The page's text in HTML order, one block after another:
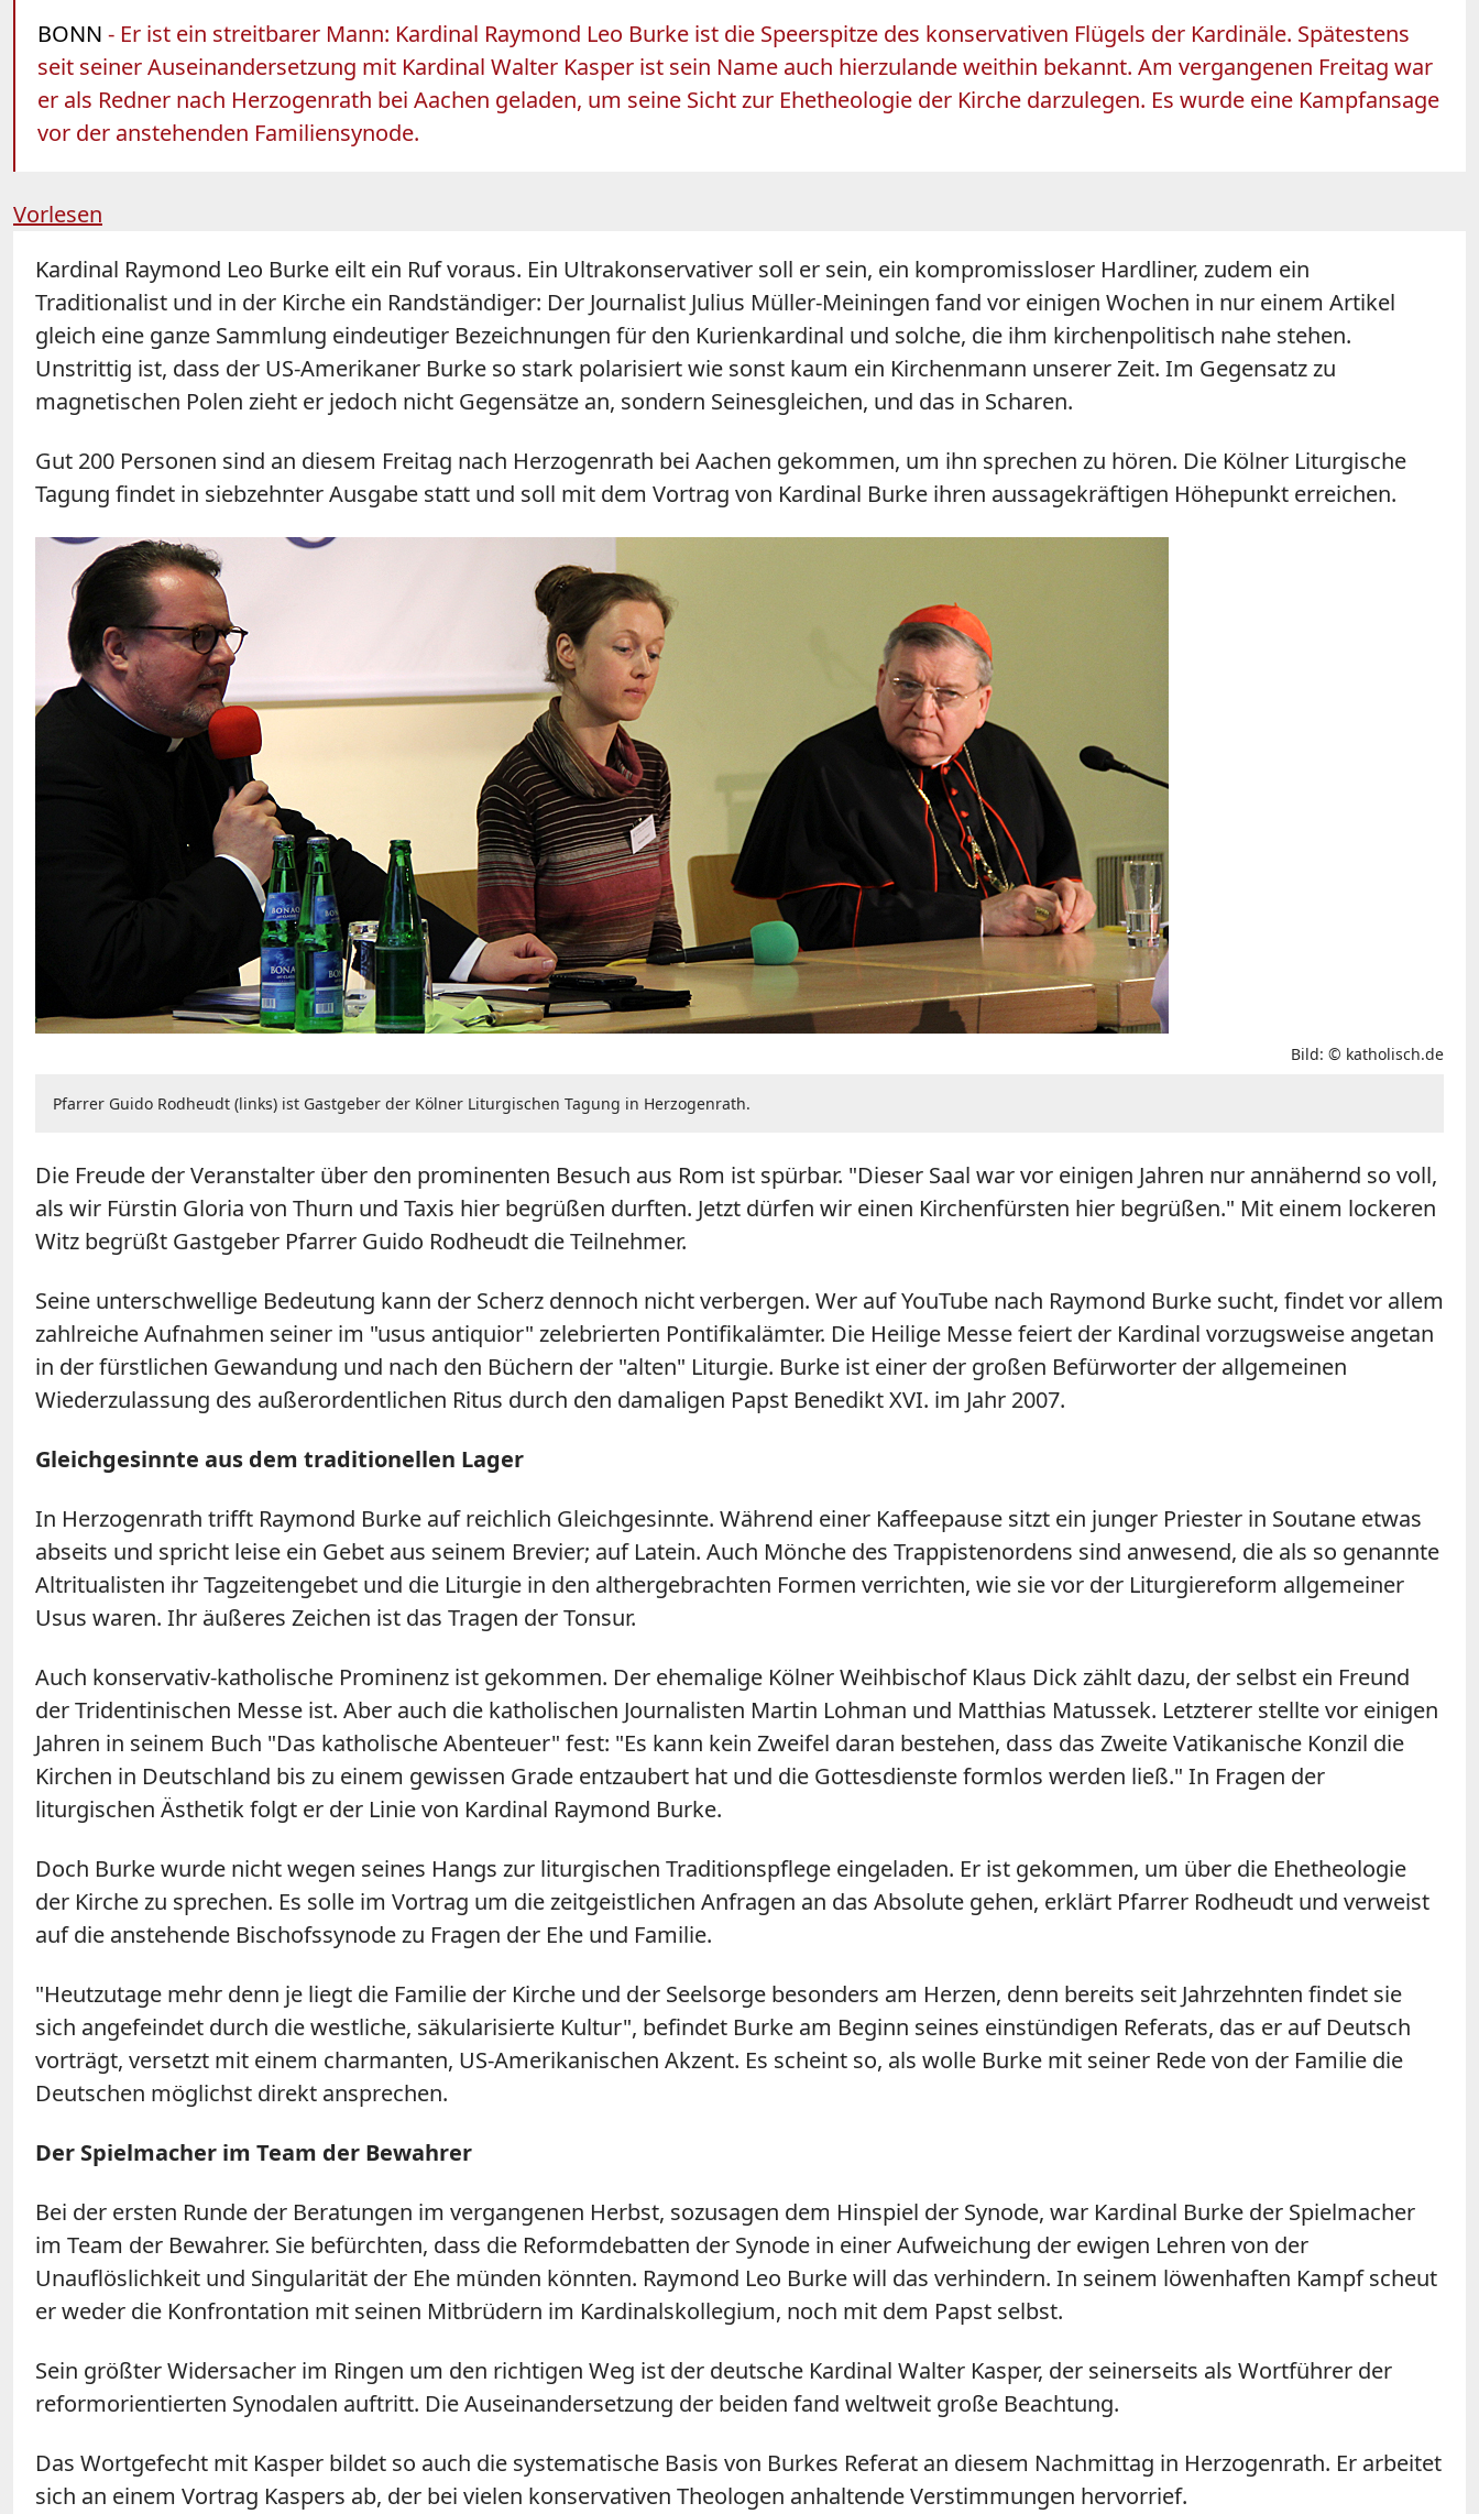
BONN - Er ist ein streitbarer Mann: Kardinal Raymond Leo Burke ist die Speerspitze des konservativen Flügels der Kardinäle. Spätestens
seit seiner Auseinandersetzung mit Kardinal Walter Kasper ist sein Name auch hierzulande weithin bekannt. Am vergangenen Freitag war
er als Redner nach Herzogenrath bei Aachen geladen, um seine Sicht zur Ehetheologie der Kirche darzulegen. Es wurde eine Kampfansage
vor der anstehenden Familiensynode.
Vorlesen
Kardinal Raymond Leo Burke eilt ein Ruf voraus. Ein Ultrakonservativer soll er sein, ein kompromissloser Hardliner, zudem ein
Traditionalist und in der Kirche ein Randständiger: Der Journalist Julius Müller-Meiningen fand vor einigen Wochen in nur einem Artikel
gleich eine ganze Sammlung eindeutiger Bezeichnungen für den Kurienkardinal und solche, die ihm kirchenpolitisch nahe stehen.
Unstrittig ist, dass der US-Amerikaner Burke so stark polarisiert wie sonst kaum ein Kirchenmann unserer Zeit. Im Gegensatz zu
magnetischen Polen zieht er jedoch nicht Gegensätze an, sondern Seinesgleichen, und das in Scharen.
Gut 200 Personen sind an diesem Freitag nach Herzogenrath bei Aachen gekommen, um ihn sprechen zu hören. Die Kölner Liturgische
Tagung findet in siebzehnter Ausgabe statt und soll mit dem Vortrag von Kardinal Burke ihren aussagekräftigen Höhepunkt erreichen.
Bild: © katholisch.de
Pfarrer Guido Rodheudt (links) ist Gastgeber der Kölner Liturgischen Tagung in Herzogenrath.
Die Freude der Veranstalter über den prominenten Besuch aus Rom ist spürbar. "Dieser Saal war vor einigen Jahren nur annähernd so voll,
als wir Fürstin Gloria von Thurn und Taxis hier begrüßen durften. Jetzt dürfen wir einen Kirchenfürsten hier begrüßen." Mit einem lockeren
Witz begrüßt Gastgeber Pfarrer Guido Rodheudt die Teilnehmer.
Seine unterschwellige Bedeutung kann der Scherz dennoch nicht verbergen. Wer auf YouTube nach Raymond Burke sucht, findet vor allem
zahlreiche Aufnahmen seiner im "usus antiquior" zelebrierten Pontifikalämter. Die Heilige Messe feiert der Kardinal vorzugsweise angetan
in der fürstlichen Gewandung und nach den Büchern der "alten" Liturgie. Burke ist einer der großen Befürworter der allgemeinen
Wiederzulassung des außerordentlichen Ritus durch den damaligen Papst Benedikt XVI. im Jahr 2007.
Gleichgesinnte aus dem traditionellen Lager
In Herzogenrath trifft Raymond Burke auf reichlich Gleichgesinnte. Während einer Kaffeepause sitzt ein junger Priester in Soutane etwas
abseits und spricht leise ein Gebet aus seinem Brevier; auf Latein. Auch Mönche des Trappistenordens sind anwesend, die als so genannte
Altritualisten ihr Tagzeitengebet und die Liturgie in den althergebrachten Formen verrichten, wie sie vor der Liturgiereform allgemeiner
Usus waren. Ihr äußeres Zeichen ist das Tragen der Tonsur.
Auch konservativ-katholische Prominenz ist gekommen. Der ehemalige Kölner Weihbischof Klaus Dick zählt dazu, der selbst ein Freund
der Tridentinischen Messe ist. Aber auch die katholischen Journalisten Martin Lohman und Matthias Matussek. Letzterer stellte vor einigen
Jahren in seinem Buch "Das katholische Abenteuer" fest: "Es kann kein Zweifel daran bestehen, dass das Zweite Vatikanische Konzil die
Kirchen in Deutschland bis zu einem gewissen Grade entzaubert hat und die Gottesdienste formlos werden ließ." In Fragen der
liturgischen Ästhetik folgt er der Linie von Kardinal Raymond Burke.
Doch Burke wurde nicht wegen seines Hangs zur liturgischen Traditionspflege eingeladen. Er ist gekommen, um über die Ehetheologie
der Kirche zu sprechen. Es solle im Vortrag um die zeitgeistlichen Anfragen an das Absolute gehen, erklärt Pfarrer Rodheudt und verweist
auf die anstehende Bischofssynode zu Fragen der Ehe und Familie.
"Heutzutage mehr denn je liegt die Familie der Kirche und der Seelsorge besonders am Herzen, denn bereits seit Jahrzehnten findet sie
sich angefeindet durch die westliche, säkularisierte Kultur", befindet Burke am Beginn seines einstündigen Referats, das er auf Deutsch
vorträgt, versetzt mit einem charmanten, US-Amerikanischen Akzent. Es scheint so, als wolle Burke mit seiner Rede von der Familie die
Deutschen möglichst direkt ansprechen.
Der Spielmacher im Team der Bewahrer
Bei der ersten Runde der Beratungen im vergangenen Herbst, sozusagen dem Hinspiel der Synode, war Kardinal Burke der Spielmacher
im Team der Bewahrer. Sie befürchten, dass die Reformdebatten der Synode in einer Aufweichung der ewigen Lehren von der
Unauflöslichkeit und Singularität der Ehe münden könnten. Raymond Leo Burke will das verhindern. In seinem löwenhaften Kampf scheut
er weder die Konfrontation mit seinen Mitbrüdern im Kardinalskollegium, noch mit dem Papst selbst.
Sein größter Widersacher im Ringen um den richtigen Weg ist der deutsche Kardinal Walter Kasper, der seinerseits als Wortführer der
reformorientierten Synodalen auftritt. Die Auseinandersetzung der beiden fand weltweit große Beachtung.
Das Wortgefecht mit Kasper bildet so auch die systematische Basis von Burkes Referat an diesem Nachmittag in Herzogenrath. Er arbeitet
sich an einem Vortrag Kaspers ab, der bei vielen konservativen Theologen anhaltende Verstimmungen hervorrief.